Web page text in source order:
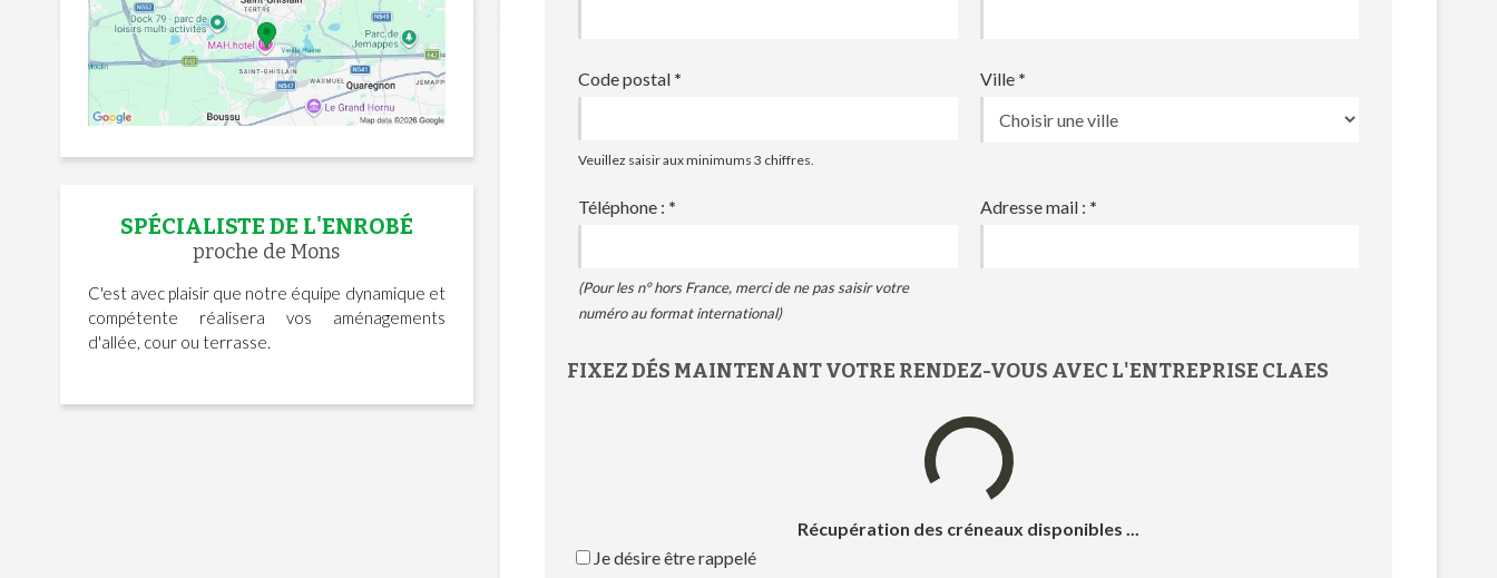
SPÉCIALISTE DE L'ENROBÉ
proche de Mons
C'est avec plaisir que notre équipe dynamique et
compétente réalisera vos aménagements
d'allée, cour ou terrasse.
Code postal *
Veuillez saisir aux minimums 3 chiffres.
Ville *
Téléphone : *
(Pour les n° hors France, merci de ne pas saisir votre
numéro au format international)
Adresse mail : *
FIXEZ DÉS MAINTENANT VOTRE RENDEZ-VOUS AVEC L'ENTREPRISE CLAES
MESSAGE COMPLÉMENTAIRE